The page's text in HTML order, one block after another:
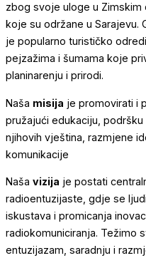
zbog svoje uloge u Zimskim
koje su održane u Sarajevu.
je popularno turističko
pejzažima i šumama koje
planinarenju i prirodi.
Naša misija je promovirati i
pružajući edukaciju,
njihovih vještina, razmjene
komunikacije
Naša vizija je postati
radioentuzijaste, gdje se
iskustava i promicanja
radiokomuniciranja. Težimo
entuzijazam, saradnju i